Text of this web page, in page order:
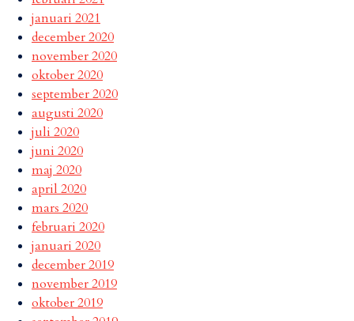
januari 2021
december 2020
november 2020
oktober 2020
september 2020
augusti 2020
juli 2020
juni 2020
maj 2020
april 2020
mars 2020
februari 2020
januari 2020
december 2019
november 2019
oktober 2019